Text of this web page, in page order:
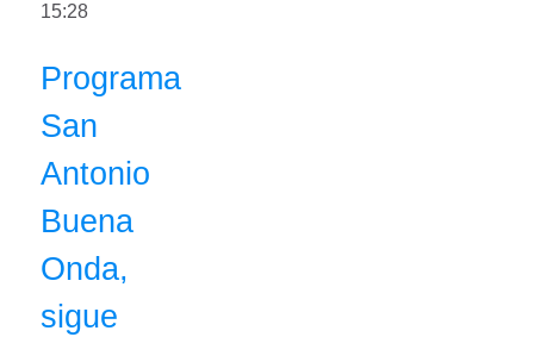
15:28
Programa
San
Antonio
Buena
Onda,
sigue